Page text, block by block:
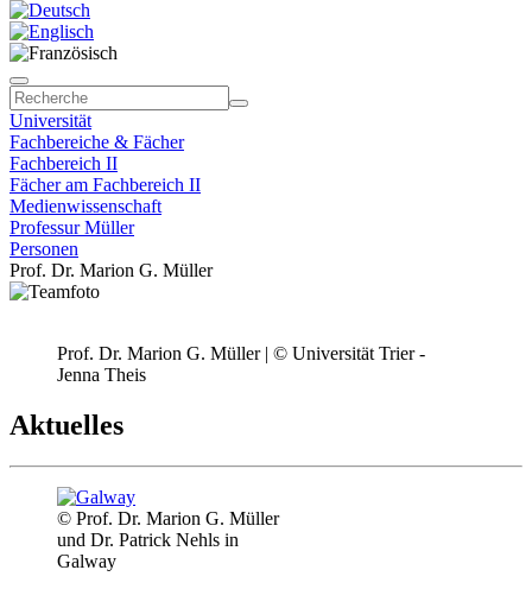
Universität
Fachbereiche & Fächer
Fachbereich II
Fächer am Fachbereich II
Medienwissenschaft
Professur Müller
Personen
Prof. Dr. Marion G. Müller
Prof. Dr. Marion G. Müller | © Universität Trier -
Jenna Theis
Aktuelles
© Prof. Dr. Marion G. Müller
und Dr. Patrick Nehls in
Galway